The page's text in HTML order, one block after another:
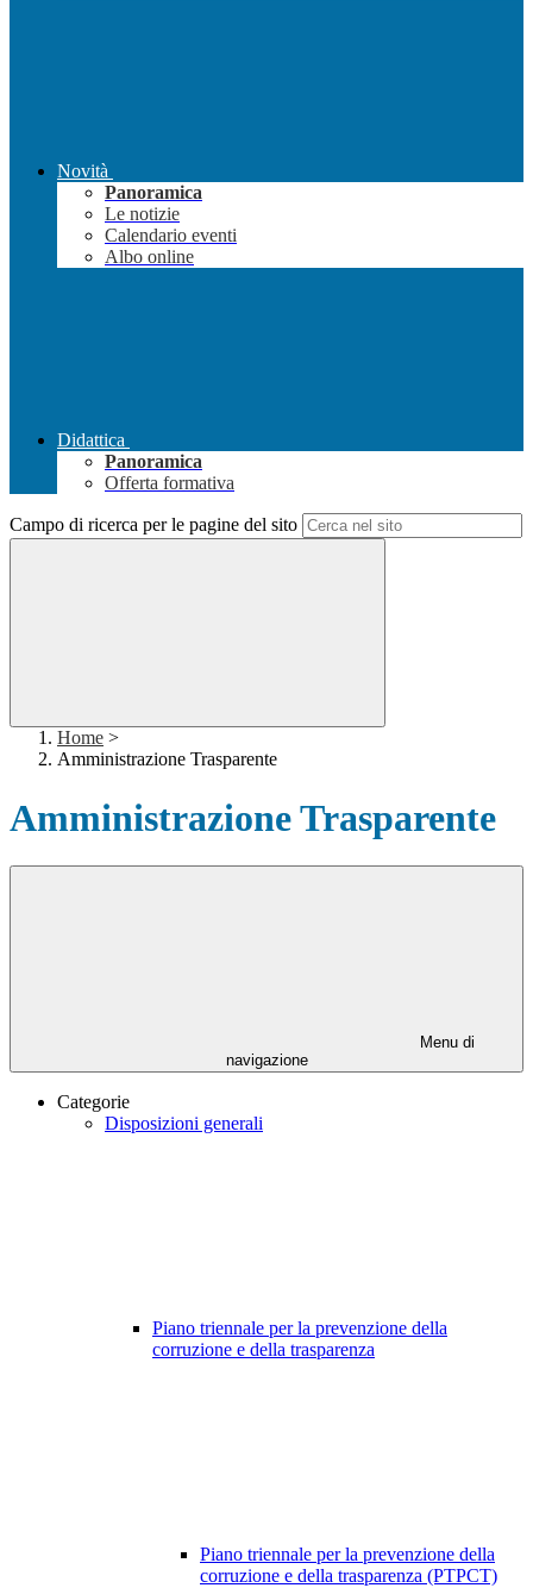
Novità
Panoramica
Le notizie
Calendario eventi
Albo online
Didattica
Panoramica
Offerta formativa
Campo di ricerca per le pagine del sito
Home >
Amministrazione Trasparente
Amministrazione Trasparente
Menu di
navigazione
Categorie
Disposizioni generali
Piano triennale per la prevenzione della
corruzione e della trasparenza
Piano triennale per la prevenzione della
corruzione e della trasparenza (PTPCT)